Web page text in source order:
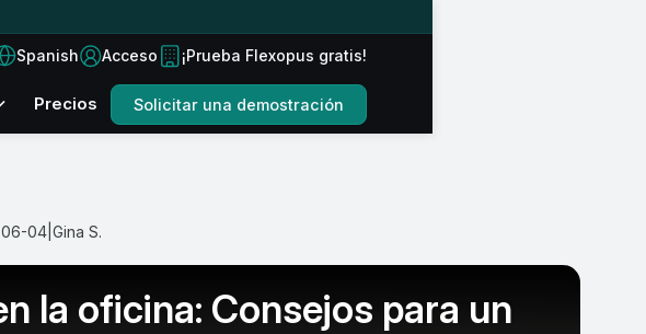
Spanish Acceso ¡Prueba Flexopus gratis!
Precios Solicitar una demostración
04 |Gina S.
la oficina: Consejos para un